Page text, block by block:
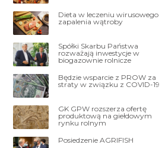
Dieta w leczeniu wirusowego
zapalenia wątroby
Spółki Skarbu Państwa
rozważają inwestycje w
biogazownie rolnicze
Będzie wsparcie z PROW za
straty w związku z COVID-19
GK GPW rozszerza ofertę
produktową na giełdowym
rynku rolnym
Posiedzenie AGRIFISH